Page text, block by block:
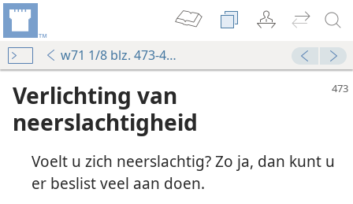
w71 1/8 blz. 473-476
Verlichting van
neerslachtigheid
Voelt u zich neerslachtig? Zo ja, dan kunt u
er beslist veel aan doen.